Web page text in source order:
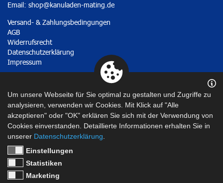
Email: shop@kanuladen-mating.de
Versand- & Zahlungsbedingungen
AGB
Widerrufsrecht
Datenschutzerklärung
Impressum
Um unsere Webseite für Sie optimal zu gestalten und Zugriffe zu
analysieren, verwenden wir Cookies. Mit Klick auf "Alle
akzeptieren" oder "OK" erklären Sie sich mit der Verwendung von
Cookies einverstanden. Detaillierte Informationen erhalten Sie in
unserer Datenschutzerklärung
Einstellungen
Statistiken
Marketing